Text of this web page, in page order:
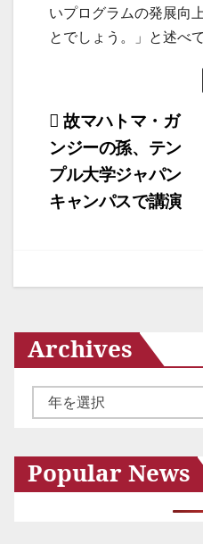
いプログラムの発展向
とでしょう。」と述べ
投
稿
ナ
ビ
ー
ョ
ン
故マハトマ・ガ
ンジーの孫、テン
プル大学ジャパン
キャンパスで講演
Archives
ー
イ
ブ
Popular News